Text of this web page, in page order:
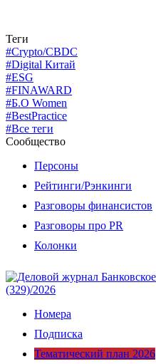
Теги
#Crypto/CBDC
#Digital Китай
#ESG
#FINAWARD
#Б.О Women
#BestPractice
#Все теги
Сообщество
Персоны
Рейтинги/Рэнкинги
Разговоры финансистов
Разговоры про PR
Колонки
Номера
Подписка
Тематический план 2026